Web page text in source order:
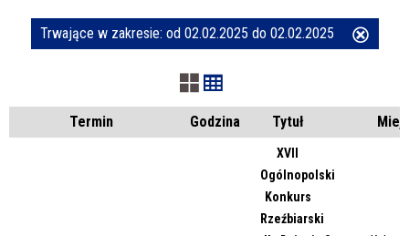
Szukana fraza
Kategoria
Trwające w zakresie: od 02.02.2025 do 02.02.2025
Termin Godzina Tytuł
XVII
Ogólnopolski
Konkurs
Rzeźbiarski